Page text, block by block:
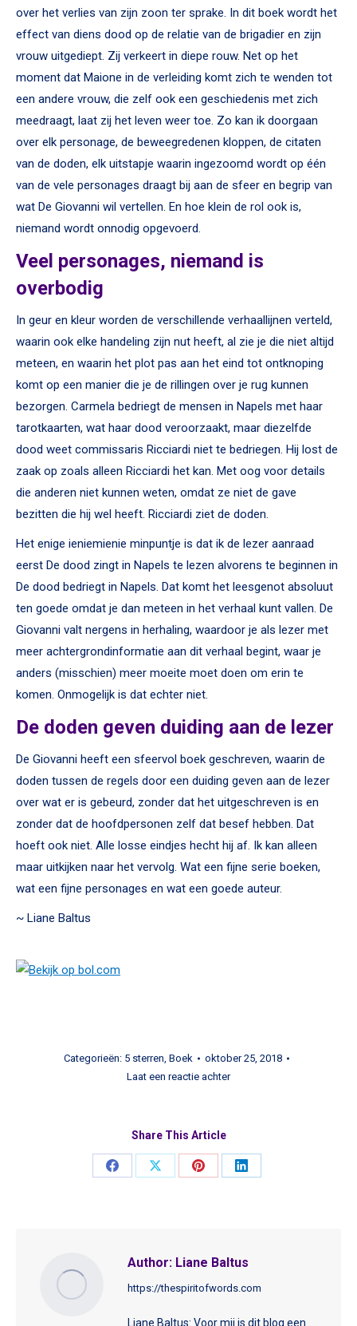
over het verlies van zijn zoon ter sprake. In dit boek wordt het
effect van diens dood op de relatie van de brigadier en zijn
vrouw uitgediept. Zij verkeert in diepe rouw. Net op het
moment dat Maione in de verleiding komt zich te wenden tot
een andere vrouw, die zelf ook een geschiedenis met zich
meedraagt, laat zij het leven weer toe. Zo kan ik doorgaan
over elk personage, de beweegredenen kloppen, de citaten
van de doden, elk uitstapje waarin ingezoomd wordt op één
van de vele personages draagt bij aan de sfeer en begrip van
wat De Giovanni wil vertellen. En hoe klein de rol ook is,
niemand wordt onnodig opgevoerd.
Veel personages, niemand is
overbodig
In geur en kleur worden de verschillende verhaallijnen verteld,
waarin ook elke handeling zijn nut heeft, al zie je die niet altijd
meteen, en waarin het plot pas aan het eind tot ontknoping
komt op een manier die je de rillingen over je rug kunnen
bezorgen. Carmela bedriegt de mensen in Napels met haar
tarotkaarten, wat haar dood veroorzaakt, maar diezelfde
dood weet commissaris Ricciardi niet te bedriegen. Hij lost de
zaak op zoals alleen Ricciardi het kan. Met oog voor details
die anderen niet kunnen weten, omdat ze niet de gave
bezitten die hij wel heeft. Ricciardi ziet de doden.
Het enige ieniemienie minpuntje is dat ik de lezer aanraad
eerst De dood zingt in Napels te lezen alvorens te beginnen in
De dood bedriegt in Napels. Dat komt het leesgenot absoluut
ten goede omdat je dan meteen in het verhaal kunt vallen. De
Giovanni valt nergens in herhaling, waardoor je als lezer met
meer achtergrondinformatie aan dit verhaal begint, waar je
anders (misschien) meer moeite moet doen om erin te
komen. Onmogelijk is dat echter niet.
De doden geven duiding aan de lezer
De Giovanni heeft een sfeervol boek geschreven, waarin de
doden tussen de regels door een duiding geven aan de lezer
over wat er is gebeurd, zonder dat het uitgeschreven is en
zonder dat de hoofdpersonen zelf dat besef hebben. Dat
hoeft ook niet. Alle losse eindjes hecht hij af. Ik kan alleen
maar uitkijken naar het vervolg. Wat een fijne serie boeken,
wat een fijne personages en wat een goede auteur.
~ Liane Baltus
Categorieën: 5 sterren, Boek
oktober 25, 2018
Laat een reactie achter
Share This Article
Share
Share
Share
Share
Author: Liane Baltus
https://thespiritofwords.com
Liane Baltus: Voor mij is dit blog een